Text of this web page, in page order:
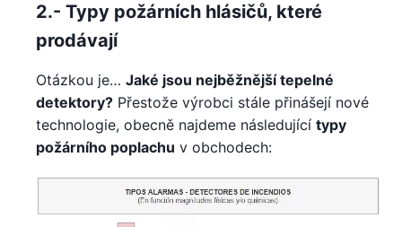
2.- Typy požárních hlásičů, které
prodávají
Otázkou je… Jaké jsou nejběžnější tepelné
detektory? Přestože výrobci stále přinášejí nové
technologie, obecně najdeme následující typy
požárního poplachu v obchodech: